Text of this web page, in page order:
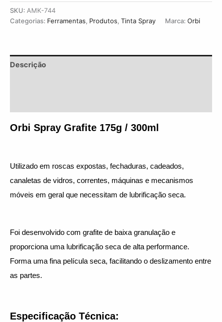
SKU: AMK-744
Categorias: Ferramentas, Produtos, Tinta Spray Marca: Orbi
Descrição
Orbi Spray Grafite 175g / 300ml
Utilizado em roscas expostas, fechaduras, cadeados,
canaletas de vidros, correntes, máquinas e mecanismos
móveis em geral que necessitam de lubrificação seca.
Foi desenvolvido com grafite de baixa granulação e
proporciona uma lubrificação seca de alta performance.
Forma uma fina película seca, facilitando o deslizamento entre
as partes.
Especificação Técnica: